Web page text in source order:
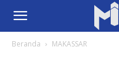
Beranda MAKASSAR